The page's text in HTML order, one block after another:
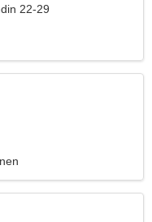
22-29